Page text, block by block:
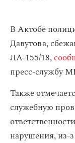
В Актобе
Давутова,
ЛА-155/18,
пресс-службу
Также
служебную
нарушения, из-